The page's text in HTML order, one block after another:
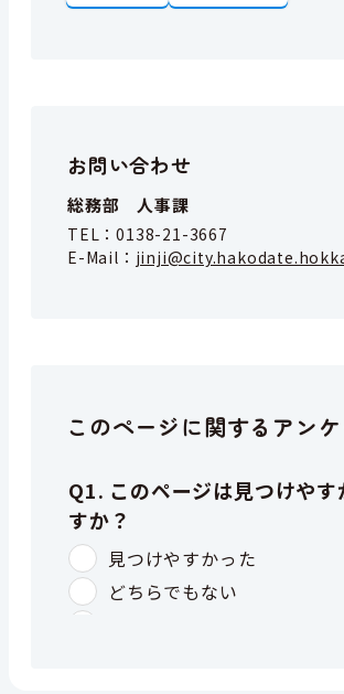
お問い合わせ
総務部 人事課
TEL：0138-21-3667
E-Mail：
このページに関するアン